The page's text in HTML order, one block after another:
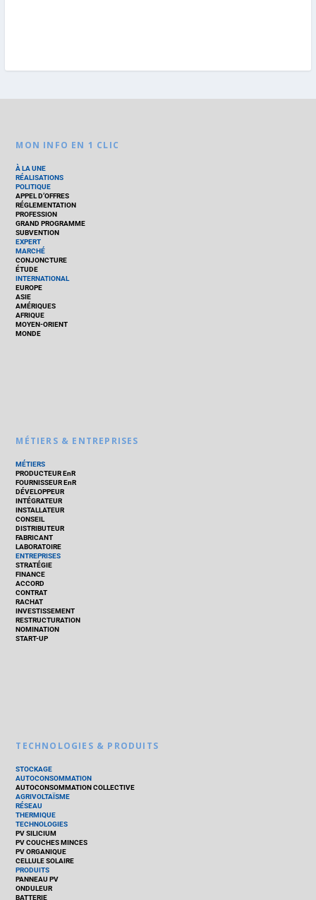
MON INFO EN 1 CLIC
À LA UNE
RÉALISATIONS
POLITIQUE
APPEL D’OFFRES
RÉGLEMENTATION
PROFESSION
GRAND PROGRAMME
SUBVENTION
EXPERT
MARCHÉ
CONJONCTURE
ÉTUDE
INTERNATIONAL
EUROPE
ASIE
AMÉRIQUES
AFRIQUE
MOYEN-ORIENT
MONDE
MÉTIERS & ENTREPRISES
MÉTIERS
PRODUCTEUR EnR
FOURNISSEUR EnR
DÉVELOPPEUR
INTÉGRATEUR
INSTALLATEUR
CONSEIL
DISTRIBUTEUR
FABRICANT
LABORATOIRE
ENTREPRISES
STRATÉGIE
FINANCE
ACCORD
CONTRAT
RACHAT
INVESTISSEMENT
RESTRUCTURATION
NOMINATION
START-UP
TECHNOLOGIES & PRODUITS
STOCKAGE
AUTOCONSOMMATION
AUTOCONSOMMATION COLLECTIVE
AGRIVOLTAÏSME
RÉSEAU
THERMIQUE
TECHNOLOGIES
PV SILICIUM
PV COUCHES MINCES
PV ORGANIQUE
CELLULE SOLAIRE
PRODUITS
PANNEAU PV
ONDULEUR
BATTERIE